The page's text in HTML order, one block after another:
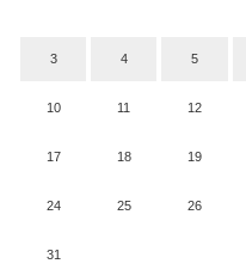
3 4 5
10 11 12
17 18 19
24 25 26
31